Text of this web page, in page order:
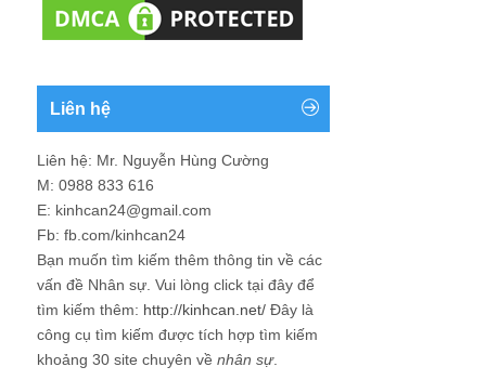
Liên hệ
Liên hệ: Mr. Nguyễn Hùng Cường
M: 0988 833 616
E: kinhcan24@gmail.com
Fb: fb.com/kinhcan24
Bạn muốn tìm kiếm thêm thông tin về các
vấn đề Nhân sự. Vui lòng click tại đây để
tìm kiếm thêm: http://kinhcan.net/ Đây là
công cụ tìm kiếm được tích hợp tìm kiếm
khoảng 30 site chuyên về nhân sự.